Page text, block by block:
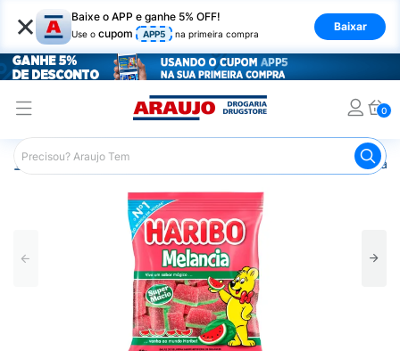
× Baixe o APP e ganhe 5% OFF!
Use o cupom APP5 na primeira compra
Baixar
0
Araujo Mercado